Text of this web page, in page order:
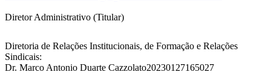
Diretor Administrativo (Titular)
Diretoria de Relações Institucionais, de Formação e Relações
Sindicais:
Dr. Marco Antonio Duarte Cazzolato20230127165027